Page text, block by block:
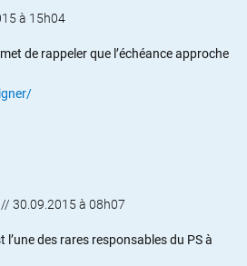
à 15h04
de rappeler que l’échéance approche
// 30.09.2015 à 08h07
l’une des rares responsables du PS à